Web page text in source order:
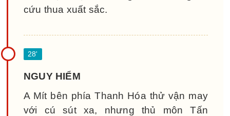
cứu thua xuất sắc.
NGUY HIỂM
A Mít bên phía Thanh Hóa thử vận may
với cú sút xa, nhưng thủ môn Tấn